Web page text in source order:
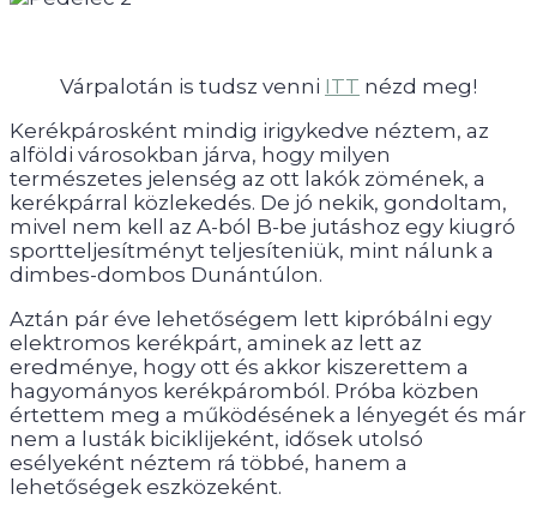
Várpalotán is tudsz venni ITT nézd meg!
Kerékpárosként mindig irigykedve néztem, az
alföldi városokban járva, hogy milyen
természetes jelenség az ott lakók zömének, a
kerékpárral közlekedés. De jó nekik, gondoltam,
mivel nem kell az A-ból B-be jutáshoz egy kiugró
sportteljesítményt teljesíteniük, mint nálunk a
dimbes-dombos Dunántúlon.
Aztán pár éve lehetőségem lett kipróbálni egy
elektromos kerékpárt, aminek az lett az
eredménye, hogy ott és akkor kiszerettem a
hagyományos kerékpáromból. Próba közben
értettem meg a működésének a lényegét és már
nem a lusták biciklijeként, idősek utolsó
esélyeként néztem rá többé, hanem a
lehetőségek eszközeként.